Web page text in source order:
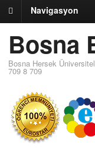
Navigasyon
Bosna
Bosna Hersek
709 8 709